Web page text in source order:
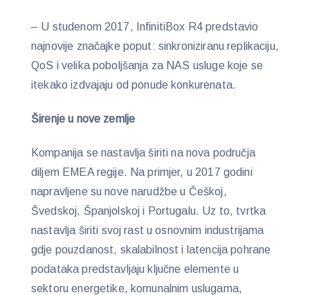
– U studenom 2017, InfinitiBox R4 predstavio
najnovije značajke poput: sinkroniziranu replikaciju,
QoS i velika poboljšanja za NAS usluge koje se
itekako izdvajaju od ponude konkurenata.
Širenje u nove zemlje
Kompanija se nastavlja širiti na nova područja
diljem EMEA regije. Na primjer, u 2017 godini
napravljene su nove narudžbe u Češkoj,
Švedskoj, Španjolskoj i Portugalu. Uz to, tvrtka
nastavlja širiti svoj rast u osnovnim industrijama
gdje pouzdanost, skalabilnost i latencija pohrane
podataka predstavljaju ključne elemente u
sektoru energetike, komunalnim uslugama,